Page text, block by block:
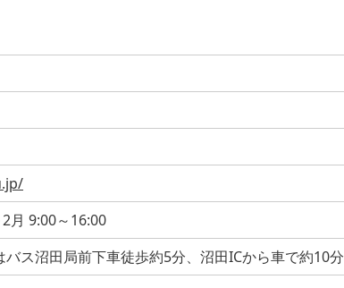
月 9:00～16:00
バス沼田局前下車徒歩約5分、沼田ICから車で約10分